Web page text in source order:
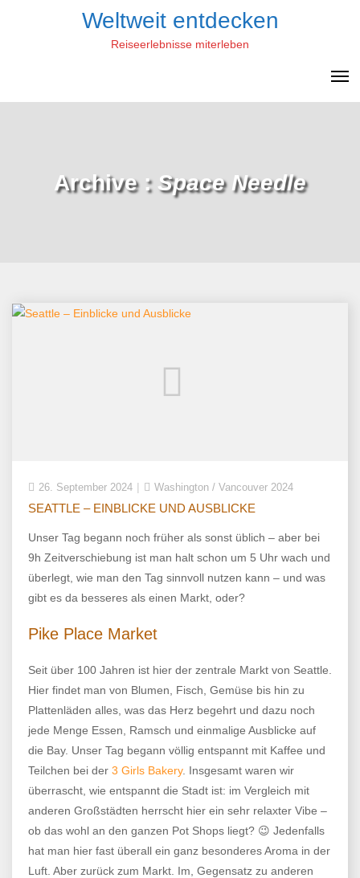
Weltweit entdecken
Reiseerlebnisse miterleben
Archive : Space Needle
26. September 2024 Washington / Vancouver 2024
SEATTLE – EINBLICKE UND AUSBLICKE
Unser Tag begann noch früher als sonst üblich – aber bei
9h Zeitverschiebung ist man halt schon um 5 Uhr wach und
überlegt, wie man den Tag sinnvoll nutzen kann – und was
gibt es da besseres als einen Markt, oder?
Pike Place Market
Seit über 100 Jahren ist hier der zentrale Markt von Seattle.
Hier findet man von Blumen, Fisch, Gemüse bis hin zu
Plattenläden alles, was das Herz begehrt und dazu noch
jede Menge Essen, Ramsch und einmalige Ausblicke auf
die Bay. Unser Tag begann völlig entspannt mit Kaffee und
Teilchen bei der 3 Girls Bakery. Insgesamt waren wir
überrascht, wie entspannt die Stadt ist: im Vergleich mit
anderen Großstädten herrscht hier ein sehr relaxter Vibe –
ob das wohl an den ganzen Pot Shops liegt? 😉 Jedenfalls
hat man hier fast überall ein ganz besonderes Aroma in der
Luft. Aber zurück zum Markt. Im, Gegensatz zu anderen